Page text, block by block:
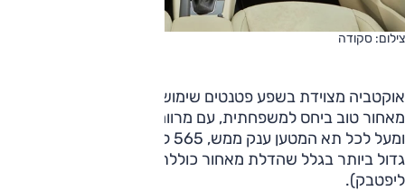
צילום: סקודה
אוקטביה מצוידת בשפע פטנטים שימושיים ובעיקר המרחב
מאחור טוב ביחס למשפחתית, עם מרווחי רגליים וראש משובחים
ומעל לכל תא המטען ענק ממש, 565 ליטרים. פתח ההטענה
גדול ביותר בגלל שהדלת מאחור כוללת גם את השמשה (מבנה
ליפטבק).